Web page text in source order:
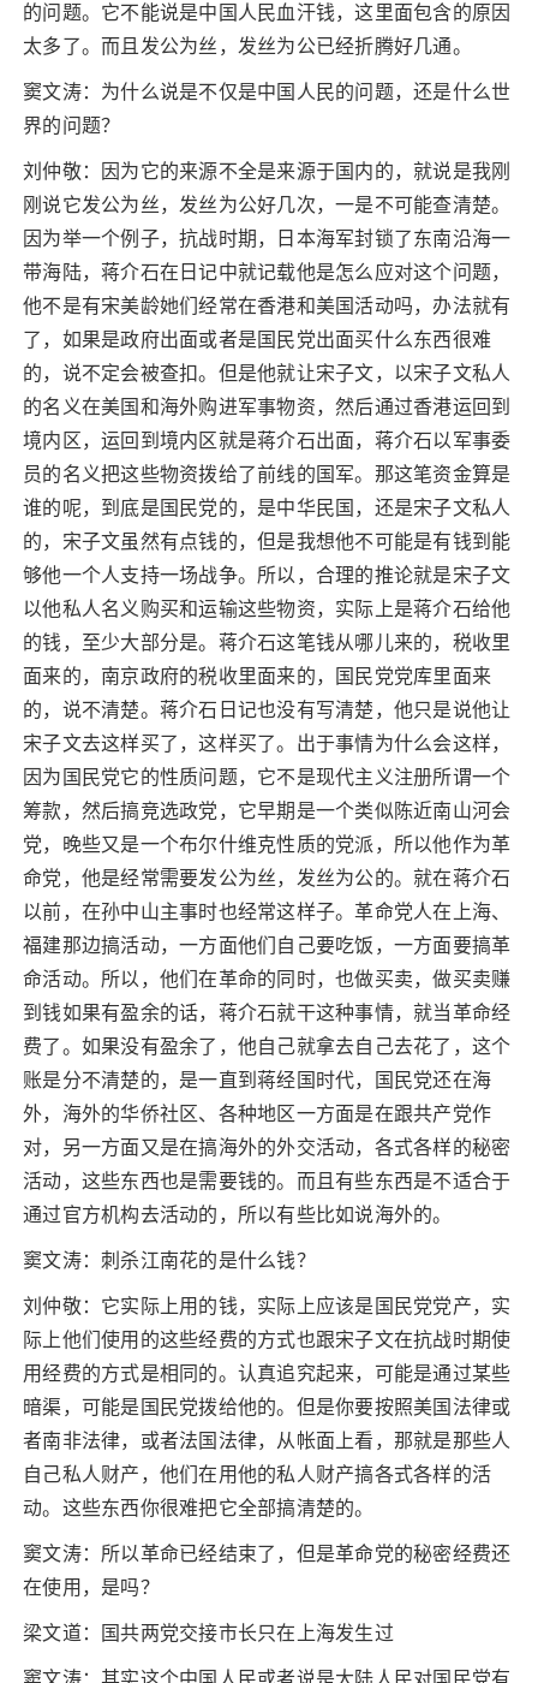
的问题。它不能说是中国人民血汗钱，这里面包含的原因
太多了。而且发公为丝，发丝为公已经折腾好几通。
窦文涛：为什么说是不仅是中国人民的问题，还是什么世
界的问题？
刘仲敬：因为它的来源不全是来源于国内的，就说是我刚
刚说它发公为丝，发丝为公好几次，一是不可能查清楚。
因为举一个例子，抗战时期，日本海军封锁了东南沿海一
带海陆，蒋介石在日记中就记载他是怎么应对这个问题，
他不是有宋美龄她们经常在香港和美国活动吗，办法就有
了，如果是政府出面或者是国民党出面买什么东西很难
的，说不定会被查扣。但是他就让宋子文，以宋子文私人
的名义在美国和海外购进军事物资，然后通过香港运回到
境内区，运回到境内区就是蒋介石出面，蒋介石以军事委
员的名义把这些物资拨给了前线的国军。那这笔资金算是
谁的呢，到底是国民党的，是中华民国，还是宋子文私人
的，宋子文虽然有点钱的，但是我想他不可能是有钱到能
够他一个人支持一场战争。所以，合理的推论就是宋子文
以他私人名义购买和运输这些物资，实际上是蒋介石给他
的钱，至少大部分是。蒋介石这笔钱从哪儿来的，税收里
面来的，南京政府的税收里面来的，国民党党库里面来
的，说不清楚。蒋介石日记也没有写清楚，他只是说他让
宋子文去这样买了，这样买了。出于事情为什么会这样，
因为国民党它的性质问题，它不是现代主义注册所谓一个
筹款，然后搞竞选政党，它早期是一个类似陈近南山河会
党，晚些又是一个布尔什维克性质的党派，所以他作为革
命党，他是经常需要发公为丝，发丝为公的。就在蒋介石
以前，在孙中山主事时也经常这样子。革命党人在上海、
福建那边搞活动，一方面他们自己要吃饭，一方面要搞革
命活动。所以，他们在革命的同时，也做买卖，做买卖赚
到钱如果有盈余的话，蒋介石就干这种事情，就当革命经
费了。如果没有盈余了，他自己就拿去自己去花了，这个
账是分不清楚的，是一直到蒋经国时代，国民党还在海
外，海外的华侨社区、各种地区一方面是在跟共产党作
对，另一方面又是在搞海外的外交活动，各式各样的秘密
活动，这些东西也是需要钱的。而且有些东西是不适合于
通过官方机构去活动的，所以有些比如说海外的。
窦文涛：刺杀江南花的是什么钱？
刘仲敬：它实际上用的钱，实际上应该是国民党党产，实
际上他们使用的这些经费的方式也跟宋子文在抗战时期使
用经费的方式是相同的。认真追究起来，可能是通过某些
暗渠，可能是国民党拨给他的。但是你要按照美国法律或
者南非法律，或者法国法律，从帐面上看，那就是那些人
自己私人财产，他们在用他的私人财产搞各式各样的活
动。这些东西你很难把它全部搞清楚的。
窦文涛：所以革命已经结束了，但是革命党的秘密经费还
在使用，是吗？
梁文道：国共两党交接市长只在上海发生过